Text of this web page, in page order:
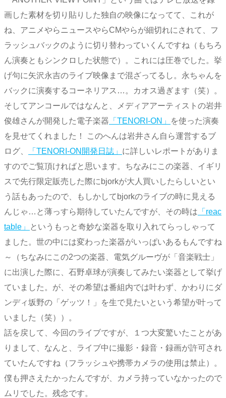
画した素材を切り貼りした独自の映像になってて、これが
ね、アニメやらニュースやらCMやらが細切れにされて、フ
ラッシュバックのように切り替わっていくんですね（もちろ
ん演奏ともシンクロした状態で）。これには圧巻でした。挙
げ句に矢沢永吉のライブ映像まで混ざってるし。永ちゃんを
バックに演奏するコーネリアス…。カオス過ぎます（笑）。
そしてアンコールではなんと、メディアアーティストの岩井
俊雄さんが開発した電子楽器 「TENORI-ON」
を使った演奏
を見せてくれました！ このへんは岩井さん自ら運営するブ
ログ、
「TENORI-ON開発日誌」 に詳しいレポートがありま
すのでご覧頂ければと思います。ちなみにこの楽器、イギリ
スで先行限定販売した際にbjorkが大人買いしたらしいとい
う話もあったので、もしかしてbjorkのライブの時に見える
んじゃ…と薄っすら期待していたんですが、その時は 「reac
table」
というもっと奇妙な楽器を取り入れてらっしゃって
ました。世の中には変わった楽器がいっぱいあるもんですね
～（ちなみにこの2つの楽器、電気グルーヴが「音楽戦士」
に出演した際に、石野卓球が演奏してみたい楽器として挙げ
ていました。が、その希望は番組内では叶わず、かわりにダ
ンディ坂野の「ゲッツ！」を生で見たいという希望が叶って
いました（笑））。
話を戻して、今回のライブですが、１つ大変驚いたことがあ
りまして、なんと、ライブ中に撮影・録音・録画が許可され
ていたんですね（フラッシュや携帯カメラの使用は禁止）。
僕も押さえたかったんですが、カメラ持っていなかったので
ムリでした。残念です。